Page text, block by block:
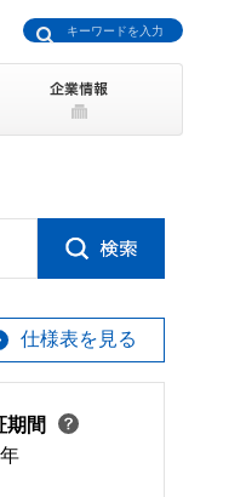
仕様表を見る
期間